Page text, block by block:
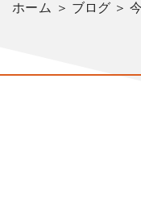
ホーム ＞ ブログ ＞